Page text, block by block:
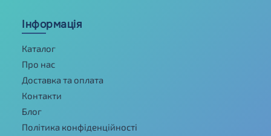
Інформація
Каталог
Про нас
Доставка та оплата
Контакти
Блог
Політика конфіденційності